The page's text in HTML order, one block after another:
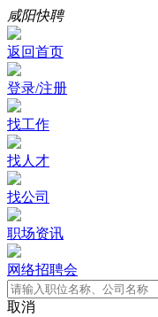
咸阳快聘
返回首页
登录/注册
找工作
找人才
找公司
职场资讯
网络招聘会
取消